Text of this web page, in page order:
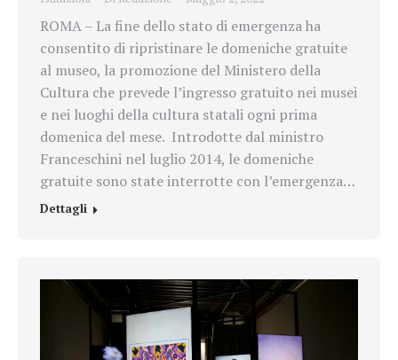
ROMA – La fine dello stato di emergenza ha
consentito di ripristinare le domeniche gratuite
al museo, la promozione del Ministero della
Cultura che prevede l’ingresso gratuito nei musei
e nei luoghi della cultura statali ogni prima
domenica del mese. Introdotte dal ministro
Franceschini nel luglio 2014, le domeniche
gratuite sono state interrotte con l’emergenza…
Dettagli